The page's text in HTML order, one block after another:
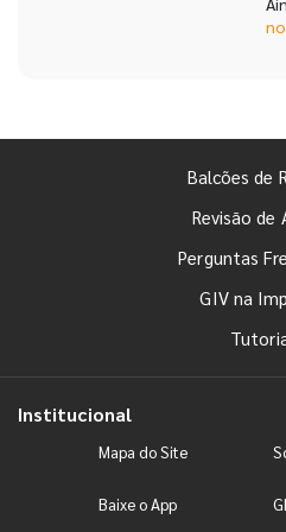
Balcões de
Revisão de
Perguntas
GIV na
Institucional
Mapa do Site
Baixe o App